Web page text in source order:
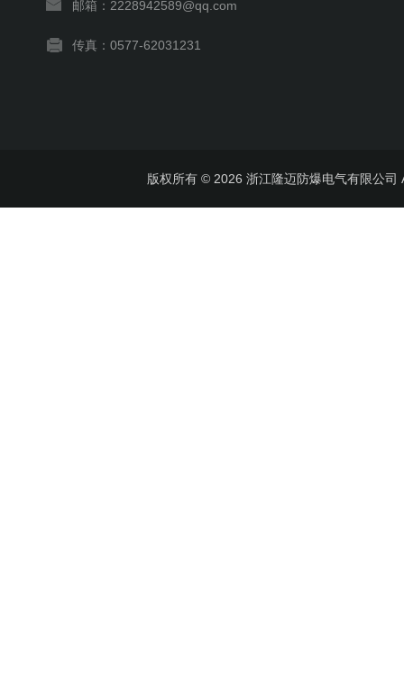
邮箱：2228942589@qq.com
传真：0577-62031231
版权所有 © 2026 浙江隆迈防爆电气有限